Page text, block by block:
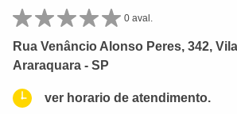
0 aval.
Rua Venâncio Alonso Peres, 342,
Araraquara - SP
ver horario de atendimento.